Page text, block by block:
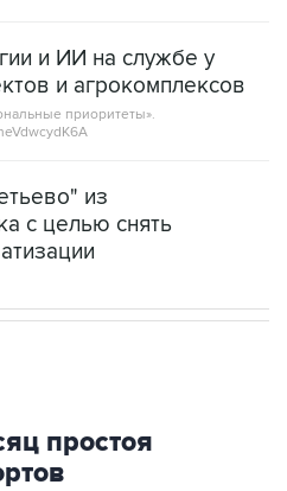
и ИИ на службе у
и агрокомплексов
приоритеты».
из
с целью снять
простоя